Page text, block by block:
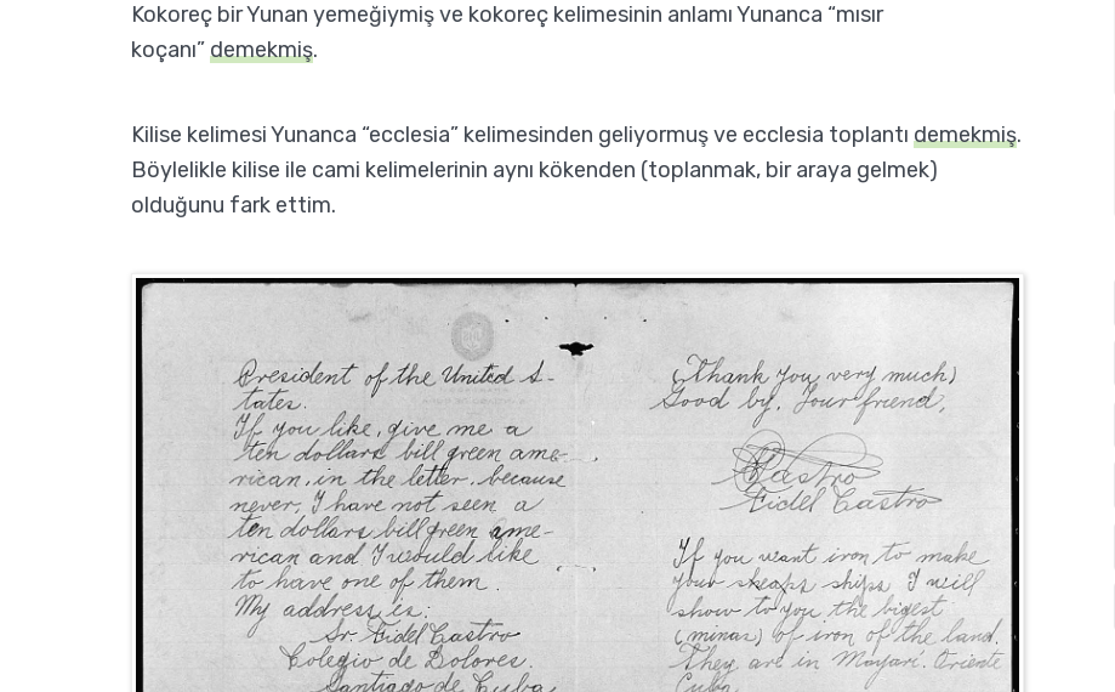
Kokoreç bir Yunan yemeğiymiş ve kokoreç kelimesinin anlamı Yunanca “mısır
koçanı”demekmiş.
Kilise kelimesi Yunanca “ecclesia” kelimesinden geliyormuş ve ecclesia toplantı demekmiş.
Böylelikle kilise ile cami kelimelerinin aynı kökenden (toplanmak, bir araya gelmek)
olduğunu fark ettim.